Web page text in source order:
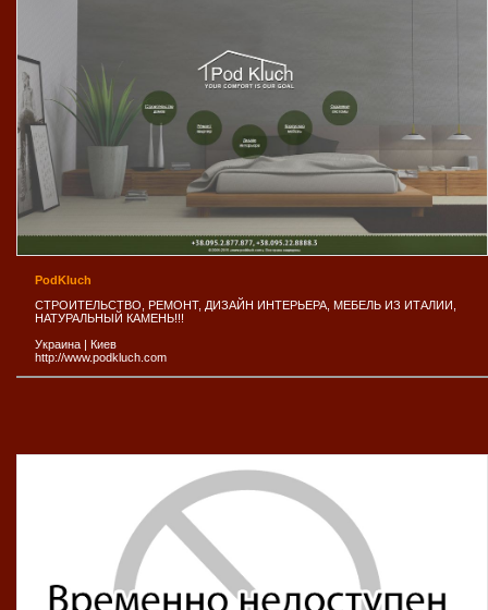
PodKluch
СТРОИТЕЛЬСТВО, РЕМОНТ, ДИЗАЙН ИНТЕРЬЕРА, МЕБЕЛЬ ИЗ ИТАЛИИ,
НАТУРАЛЬНЫЙ КАМЕНЬ!!!
Украина | Киев
http://www.podkluch.com